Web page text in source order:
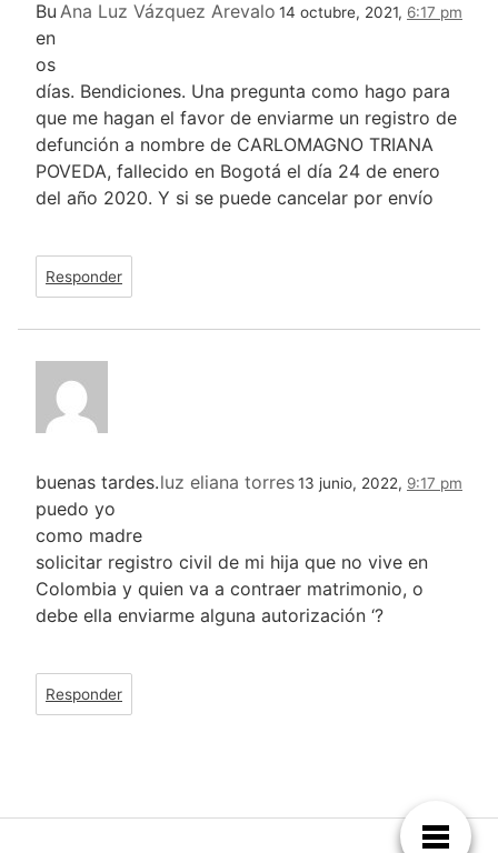
Ana Luz Vázquez Arevalo 14 octubre, 2021, 6:17 pm
Bu
en
os
días. Bendiciones. Una pregunta como hago para
que me hagan el favor de enviarme un registro de
defunción a nombre de CARLOMAGNO TRIANA
POVEDA, fallecido en Bogotá el día 24 de enero
del año 2020. Y si se puede cancelar por envío
Responder
luz eliana torres13 junio, 2022, 9:17 pm
buenas tardes.
puedo yo
como madre
solicitar registro civil de mi hija que no vive en
Colombia y quien va a contraer matrimonio, o
debe ella enviarme alguna autorización ‘?
Responder